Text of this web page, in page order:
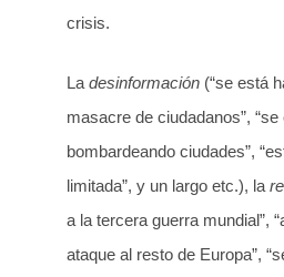
crisis.
La desinformación (“se está
masacre de ciudadanos”, “se
bombardeando ciudades”,
limitada”, y un largo etc.), la
a la tercera guerra mundial”,
ataque al resto de Europa”,